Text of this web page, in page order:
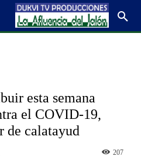
esta semana
el COVID-19,
de calatayud
207